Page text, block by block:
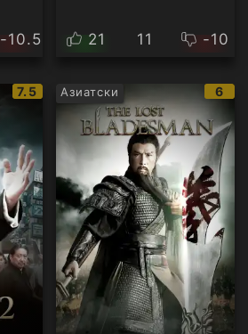
-10.5 21 11 -10
IMDb
рейтинг:
7.5 Азиатски 6